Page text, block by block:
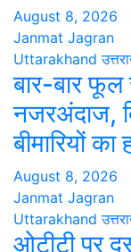
August 8, 2026
Janmat Jagran
Uttarakhand
बार-बार फूल
नजरअंदाज,
बीमारियों
August 8, 2026
Janmat Jagran
Uttarakhand
ओटीटी पर